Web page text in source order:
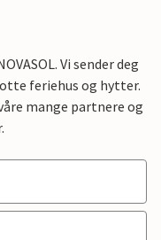
Vi sender deg
feriehus og hytter.
mange partnere og